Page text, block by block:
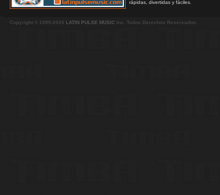
rápidas, divertidas y fáciles.
Copyright © 1999-2026 LATIN PULSE MUSIC Inc. Todos Derechos Reservados.